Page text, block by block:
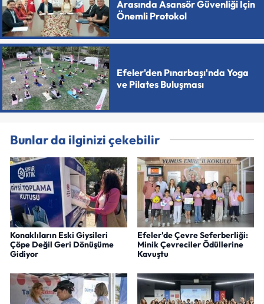
Arasında Asansör Güvenliği İçin
Önemli Protokol
Efeler'den Pınarbaşı'nda Yoga
ve Pilates Buluşması
Bunlar da ilginizi çekebilir
Konaklıların Eski Giysileri
Çöpe Değil Geri Dönüşüme
Gidiyor
Efeler'de Çevre Seferberliği:
Minik Çevreciler Ödüllerine
Kavuştu